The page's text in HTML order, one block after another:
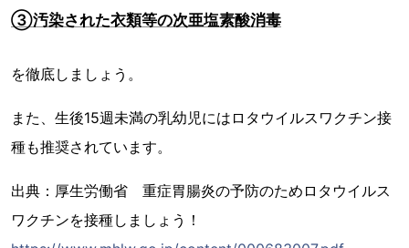
③汚染された衣類等の次亜塩素酸消毒
を徹底しましょう。
また、生後15週未満の乳幼児にはロタウイルスワクチン接
種も推奨されています。
出典：厚生労働省 重症胃腸炎の予防のためロタウイルス
ワクチンを接種しましょう！